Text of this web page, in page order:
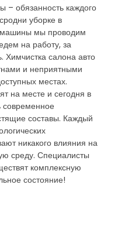
– обязанность каждого
уборке в
машины мы проводим
на работу, за
Химчистка салона авто
и неприятными
местах.
на месте и сегодня в
современное
составы. Каждый
никакого влияния на
среду. Специалисты
комплексную
состояние!